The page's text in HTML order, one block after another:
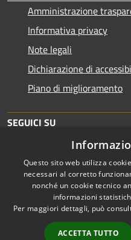
Amministrazione
Informativa privacy
Note legali
Dichiarazione di
Piano di miglioramento
SEGUICI SU
RSS
Accessibilità
Questo sito web utilizza
necessari al corretto
nonché un cookie tecnico
informazioni
Per maggiori dettagli, può
ACCETTA TUTTO